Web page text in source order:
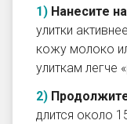
Нанесите
улитки
кожу молоко
улиткам легче
длится около